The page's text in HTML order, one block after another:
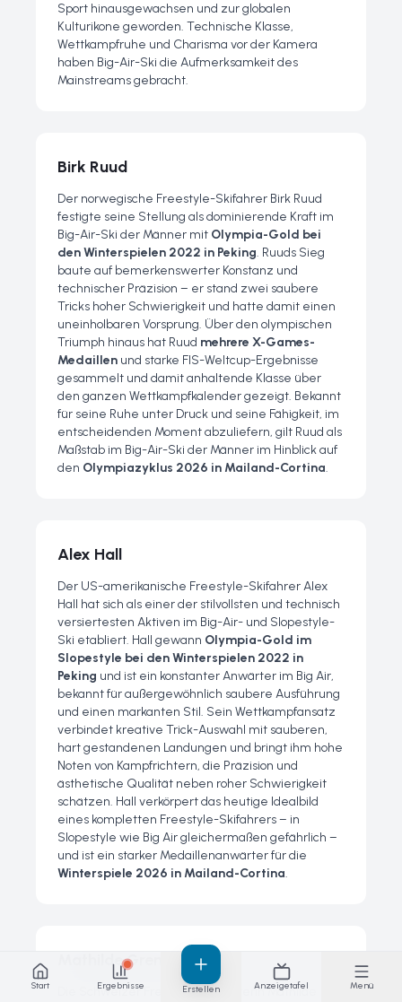
Sport hinausgewachsen und zur globalen
Kulturikone geworden. Technische Klasse,
Wettkampfruhe und Charisma vor der Kamera
haben Big-Air-Ski die Aufmerksamkeit des
Mainstreams gebracht.
Birk Ruud
Der norwegische Freestyle-Skifahrer Birk Ruud
festigte seine Stellung als dominierende Kraft im
Big-Air-Ski der Männer mit Olympia-Gold bei
den Winterspielen 2022 in Peking. Ruuds Sieg
baute auf bemerkenswerter Konstanz und
technischer Präzision – er stand zwei saubere
Tricks hoher Schwierigkeit und hatte damit einen
uneinholbaren Vorsprung. Über den olympischen
Triumph hinaus hat Ruud mehrere X-Games-
Medaillen und starke FIS-Weltcup-Ergebnisse
gesammelt und damit anhaltende Klasse über
den ganzen Wettkampfkalender gezeigt. Bekannt
für seine Ruhe unter Druck und seine Fähigkeit, im
entscheidenden Moment abzuliefern, gilt Ruud als
Maßstab im Big-Air-Ski der Männer im Hinblick auf
den Olympiazyklus 2026 in Mailand-Cortina.
Alex Hall
Der US-amerikanische Freestyle-Skifahrer Alex
Hall hat sich als einer der stilvollsten und technisch
versiertesten Aktiven im Big-Air- und Slopestyle-
Ski etabliert. Hall gewann Olympia-Gold im
Slopestyle bei den Winterspielen 2022 in
Peking und ist ein konstanter Anwärter im Big Air,
bekannt für außergewöhnlich saubere Ausführung
und einen markanten Stil. Sein Wettkampfansatz
verbindet kreative Trick-Auswahl mit sauberen,
hart gestandenen Landungen und bringt ihm hohe
Noten von Kampfrichtern, die Präzision und
ästhetische Qualität neben roher Schwierigkeit
schätzen. Hall verkörpert das heutige Idealbild
eines kompletten Freestyle-Skifahrers – in
Slopestyle wie Big Air gleichermaßen gefährlich –
und ist ein starker Medaillenanwärter für die
Winterspiele 2026 in Mailand-Cortina.
Mathilde Gremaud
Die Schweizer Freestyle-Skifahrerin Mathilde
Start Ergebnisse Erstellen Anzeigetafel Menü